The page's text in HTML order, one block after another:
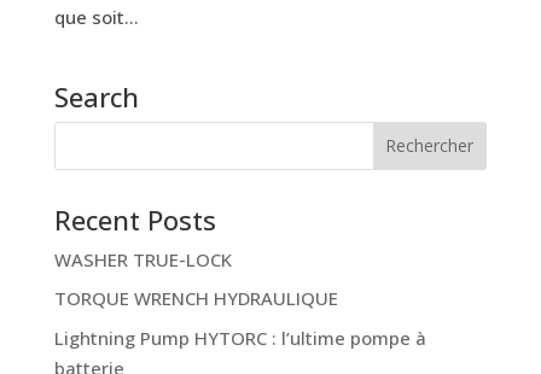
que soit...
Search
Recent Posts
WASHER TRUE-LOCK
TORQUE WRENCH HYDRAULIQUE
Lightning Pump HYTORC : l’ultime pompe à
batterie